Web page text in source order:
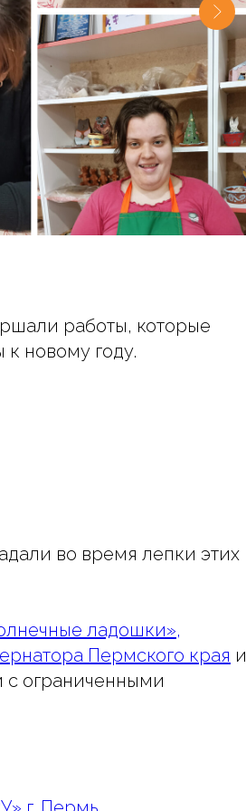
работы, которые
новому году.
во время лепки этих
ладошки»,
Пермского края и
ограниченными